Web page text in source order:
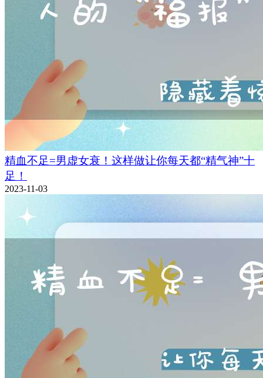
精血不足=男虚女衰！这样做让你每天都“精气神”十
足！
2023-11-03